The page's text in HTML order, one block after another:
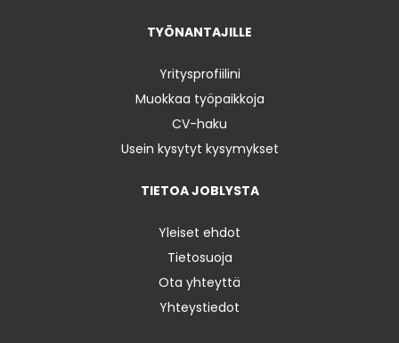
TYÖNANTAJILLE
Yritysprofiilini
Muokkaa työpaikkoja
CV-haku
Usein kysytyt kysymykset
TIETOA JOBLYSTA
Yleiset ehdot
Tietosuoja
Ota yhteyttä
Yhteystiedot